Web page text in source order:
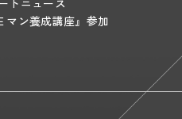
トニュース
マン養成講座』参加